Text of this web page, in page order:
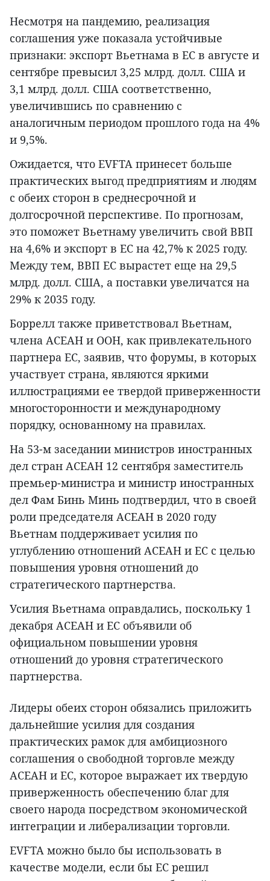
Несмотря на пандемию, реализация
соглашения уже показала устойчивые
признаки: экспорт Вьетнама в ЕС в августе и
сентябре превысил 3,25 млрд. долл. США и
3,1 млрд. долл. США соответственно,
увеличившись по сравнению с
аналогичным периодом прошлого года на 4%
и 9,5%.
Ожидается, что EVFTA принесет больше
практических выгод предприятиям и людям
с обеих сторон в среднесрочной и
долгосрочной перспективе. По прогнозам,
это поможет Вьетнаму увеличить свой ВВП
на 4,6% и экспорт в ЕС на 42,7% к 2025 году.
Между тем, ВВП ЕС вырастет еще на 29,5
млрд. долл. США, а поставки увеличатся на
29% к 2035 году.
Боррелл также приветствовал Вьетнам,
члена АСЕАН и ООН, как привлекательного
партнера ЕС, заявив, что форумы, в которых
участвует страна, являются яркими
иллюстрациями ее твердой приверженности
многосторонности и международному
порядку, основанному на правилах.
На 53-м заседании министров иностранных
дел стран АСЕАН 12 сентября заместитель
премьер-министра и министр иностранных
дел Фам Бинь Минь подтвердил, что в своей
роли председателя АСЕАН в 2020 году
Вьетнам поддерживает усилия по
углублению отношений АСЕАН и ЕС с целью
повышения уровня отношений до
стратегического партнерства.
Усилия Вьетнама оправдались, поскольку 1
декабря АСЕАН и ЕС объявили об
официальном повышении уровня
отношений до уровня стратегического
партнерства.
Лидеры обеих сторон обязались приложить
дальнейшие усилия для создания
практических рамок для амбициозного
соглашения о свободной торговле между
АСЕАН и ЕС, которое выражает их твердую
приверженность обеспечению благ для
своего народа посредством экономической
интеграции и либерализации торговли.
EVFTA можно было бы использовать в
качестве модели, если бы ЕС решил